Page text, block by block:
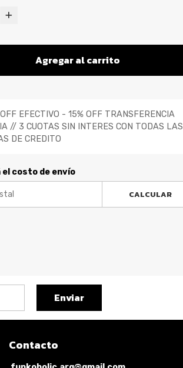
Agregar al carrito
EFECTIVO - 15% OFF TRANSFERENCIA
// 3 CUOTAS SIN INTERES CON TODAS LAS
DE CREDITO
costo de envío
CALCULAR
Enviar
Contacto